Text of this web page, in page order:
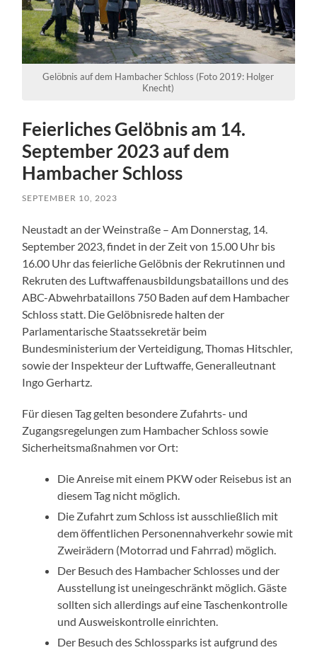
Gelöbnis auf dem Hambacher Schloss (Foto 2019: Holger
Knecht)
Feierliches Gelöbnis am 14.
September 2023 auf dem
Hambacher Schloss
SEPTEMBER 10, 2023
Neustadt an der Weinstraße – Am Donnerstag, 14.
September 2023, findet in der Zeit von 15.00 Uhr bis
16.00 Uhr das feierliche Gelöbnis der Rekrutinnen und
Rekruten des Luftwaffenausbildungsbataillons und des
ABC-Abwehrbataillons 750 Baden auf dem Hambacher
Schloss statt. Die Gelöbnisrede halten der
Parlamentarische Staatssekretär beim
Bundesministerium der Verteidigung, Thomas Hitschler,
sowie der Inspekteur der Luftwaffe, Generalleutnant
Ingo Gerhartz.
Für diesen Tag gelten besondere Zufahrts- und
Zugangsregelungen zum Hambacher Schloss sowie
Sicherheitsmaßnahmen vor Ort:
Die Anreise mit einem PKW oder Reisebus ist an
diesem Tag nicht möglich.
Die Zufahrt zum Schloss ist ausschließlich mit
dem öffentlichen Personennahverkehr sowie mit
Zweirädern (Motorrad und Fahrrad) möglich.
Der Besuch des Hambacher Schlosses und der
Ausstellung ist uneingeschränkt möglich. Gäste
sollten sich allerdings auf eine Taschenkontrolle
und Ausweiskontrolle einrichten.
Der Besuch des Schlossparks ist aufgrund des